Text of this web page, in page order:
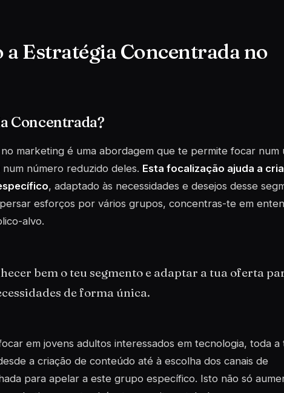
a Estratégia Concentrada no
Concentrada?
marketing é uma abordagem que te permite focar num
número reduzido deles. Esta focalização ajuda a
, adaptado às necessidades e desejos desse
esforços por vários grupos, concentras-te em
alvo.
bem o teu segmento e adaptar a tua oferta
de forma única.
em jovens adultos interessados em tecnologia, toda a
a criação de conteúdo até à escolha dos canais de
para apelar a este grupo específico. Isto não só